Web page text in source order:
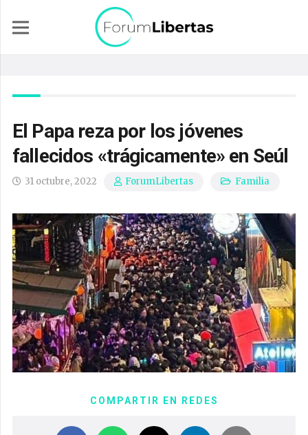
El Papa reza por los jóvenes
fallecidos «trágicamente» en Seúl
31 octubre, 2022 ForumLibertas Familia
COMPARTIR EN REDES